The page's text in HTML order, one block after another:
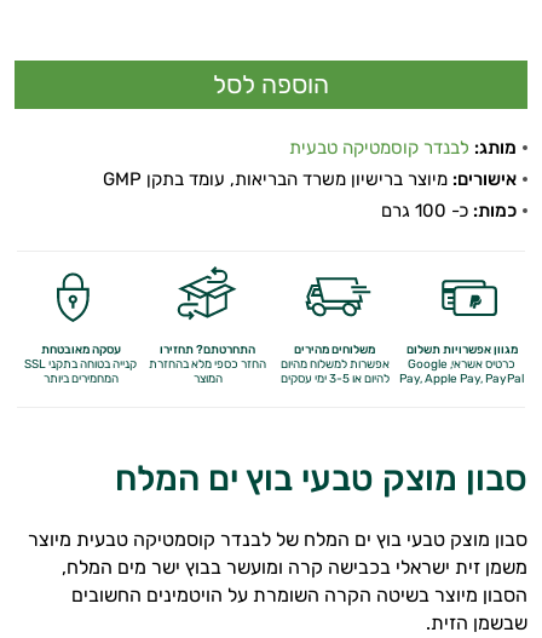
מותג: לבנדר קוסמטיקה טבעית
אישורים: מיוצר ברישיון משרד הבריאות, עומד בתקן GMP
כמות: כ- 100 גרם
מגוון אפשרויות תשלום
כרטיס אשראי, Google
Pay,Apple Pay, PayPal
משלוחים מהירים
אפשרות למשלוח מהיום
להיום או 3-5 ימי עסקים
התחרטתם? תחזירו
החזר כספי מלאבהחזרת
המוצר
עסקה מאובטחת
קנייה בטוחה בתקני SSL
המחמירים ביותר
סבון מוצק טבעי בוץ ים המלח
סבון מוצק טבעי בוץ ים המלח של לבנדר קוסמטיקה טבעית מיוצר
משמן זית ישראלי בכבישה קרה ומועשר בבוץ ישר מים המלח,
הסבון מיוצר בשיטה הקרה השומרת על הויטמינים החשובים
שבשמן הזית.